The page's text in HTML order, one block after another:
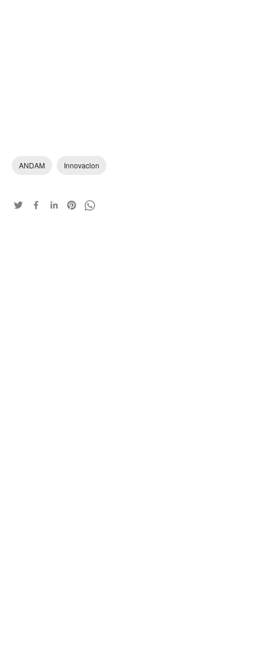
ANDAM Innovacion